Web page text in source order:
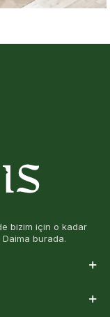
bizim için o kadar
burada.